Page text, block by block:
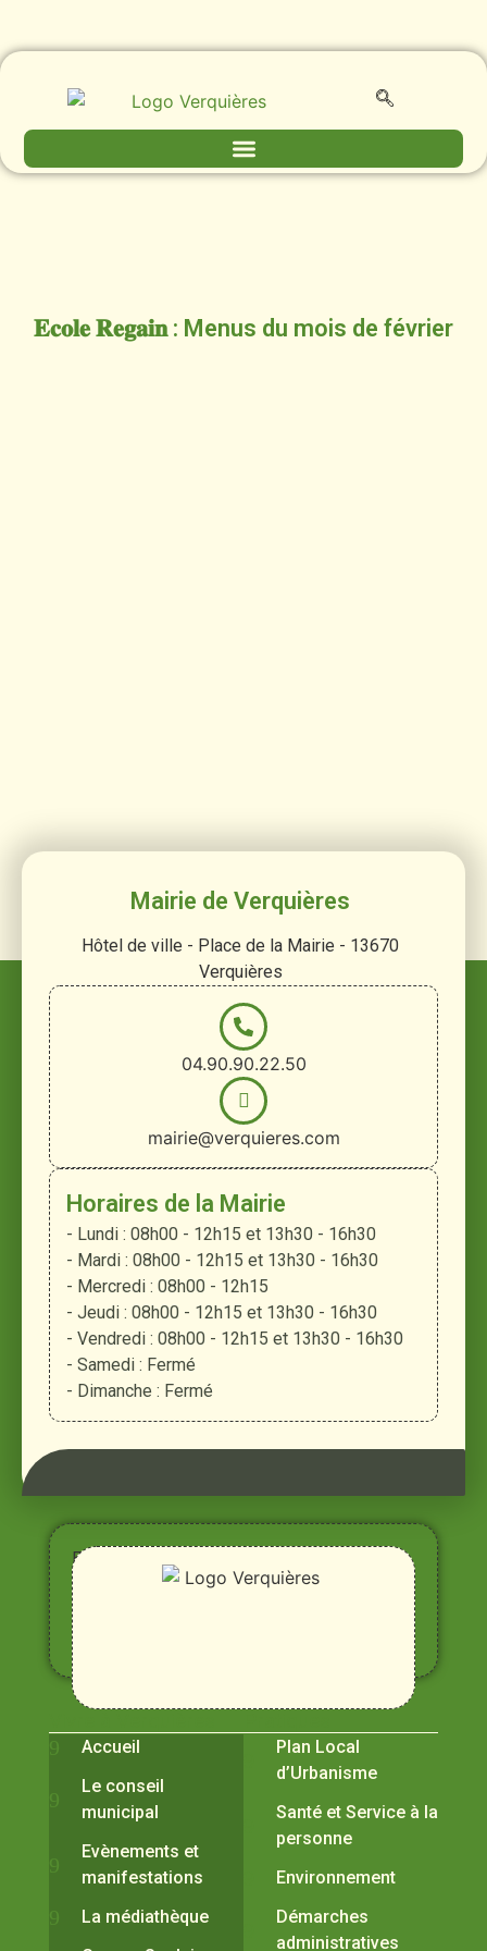
𝐄𝐜𝐨𝐥𝐞 𝐑𝐞𝐠𝐚𝐢𝐧 : Menus du mois de février
Mairie de Verquières
Hôtel de ville - Place de la Mairie - 13670
Verquières
04.90.90.22.50
mairie@verquieres.com
Horaires de la Mairie
- Lundi : 08h00 - 12h15 et 13h30 - 16h30
- Mardi : 08h00 - 12h15 et 13h30 - 16h30
- Mercredi : 08h00 - 12h15
- Jeudi : 08h00 - 12h15 et 13h30 - 16h30
- Vendredi : 08h00 - 12h15 et 13h30 - 16h30
- Samedi : Fermé
- Dimanche : Fermé
Entre
Rhône,
Alpilles
et
Durance
Accueil
Le conseil
municipal
Evènements et
manifestations
La médiathèque
Plan Local
d’Urbanisme
Santé et Service à la
personne
Environnement
Démarches
administratives